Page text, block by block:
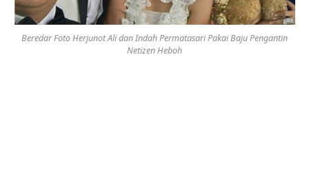
Beredar Foto Herjunot Ali dan Indah Permatasari Pakai Baju Pengantin
Netizen Heboh